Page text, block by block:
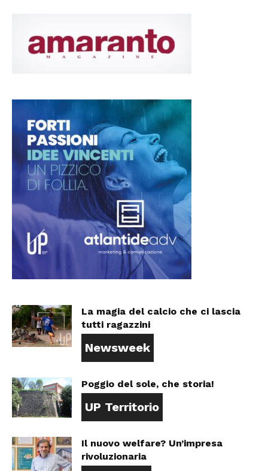
La magia del calcio che ci lascia
tutti ragazzini
Newsweek
Poggio del sole, che storia!
UP Territorio
Il nuovo welfare? Un’impresa
rivoluzionaria